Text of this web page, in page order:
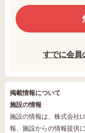
すでに会員
掲載情報について
施設の情報
施設の情報は、株式会社
報、施設からの情報提供